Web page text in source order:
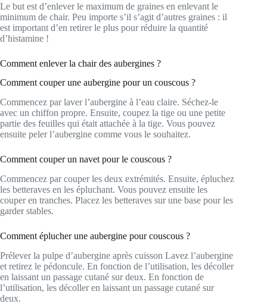
Le but est d’enlever le maximum de graines en enlevant le
minimum de chair. Peu importe s’il s’agit d’autres graines : il
est important d’en retirer le plus pour réduire la quantité
d’histamine !
Comment enlever la chair des aubergines ?
Comment couper une aubergine pour un couscous ?
Commencez par laver l’aubergine à l’eau claire. Séchez-le
avec un chiffon propre. Ensuite, coupez la tige ou une petite
partie des feuilles qui était attachée à la tige. Vous pouvez
ensuite peler l’aubergine comme vous le souhaitez.
Comment couper un navet pour le couscous ?
Commencez par couper les deux extrémités. Ensuite, épluchez
les betteraves en les épluchant. Vous pouvez ensuite les
couper en tranches. Placez les betteraves sur une base pour les
garder stables.
Comment éplucher une aubergine pour couscous ?
Prélever la pulpe d’aubergine après cuisson Lavez l’aubergine
et retirez le pédoncule. En fonction de l’utilisation, les décoller
en laissant un passage cutané sur deux. En fonction de
l’utilisation, les décoller en laissant un passage cutané sur
deux.